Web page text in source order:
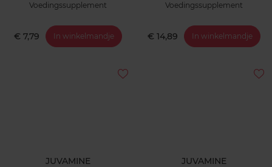
Voedingssupplement
€ 7,79 In winkelmandje
Voedingssupplement
€ 14,89 In winkelmandje
JUVAMINE JUVAMINE